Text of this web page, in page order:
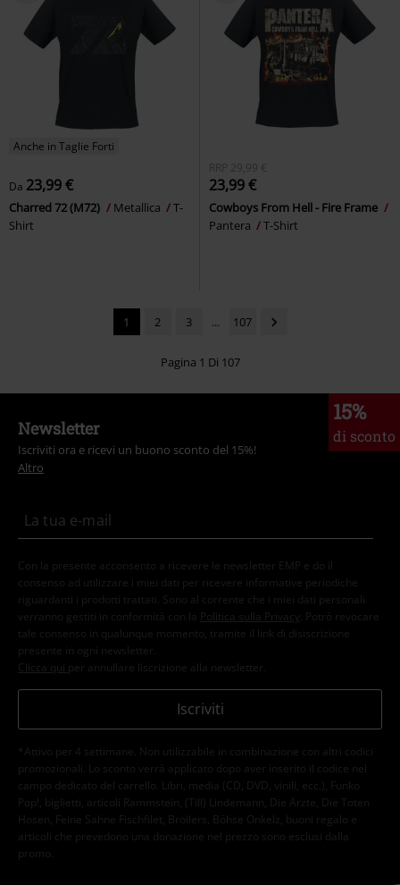
Anche in Taglie Forti
Da 23,99 €
Charred 72 (M72) Metallica
T-
Shirt
RRP 29,99 €
23,99 €
Cowboys From Hell - Fire Frame
Pantera
T-Shirt
1 2 3 ... 107
Pagina 1 Di 107
15%
di sconto
Newsletter
Iscriviti ora e ricevi un buono sconto del 15%!
Altro
Con la presente acconsento a ricevere le newsletter EMP e do il
consenso ad utilizzare i miei dati per ricevere informative periodiche
riguardanti i prodotti trattati. Sono al corrente che i miei dati personali
verranno gestiti in conformità con la
Politica sulla Privacy
. Potrò revocare
tale consenso in qualunque momento, tramite il link di disiscrizione
presente in ogni newsletter.
Clicca qui per annullare liscrizione alla newsletter.
Iscriviti
*Attivo per 4 settimane. Non utilizzabile in combinazione con altri codici
promozionali. Lo sconto verrà applicato dopo aver inserito il codice nel
campo dedicato del carrello. Libri, media (CD, DVD, vinili, ecc.), Funko
Pop!, biglietti, articoli Rammstein, (Till) Lindemann, Die Ärzte, Die Toten
Hosen, Feine Sahne Fischfilet, Broilers, Böhse Onkelz, buoni regalo e
articoli che prevedono una donazione nel prezzo sono esclusi dalla
promo.